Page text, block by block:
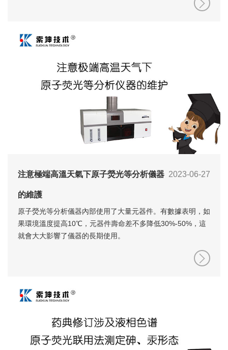
2023-06-27
注意極端高溫天氣下原子熒光等分析儀器
的維護
原子熒光等分析儀器內部使用了大量元器件。有數據表明，如
果環境溫度提高10℃，元器件壽命差不多降低30%-50%，這
就會大大影響了儀器的長期使用。